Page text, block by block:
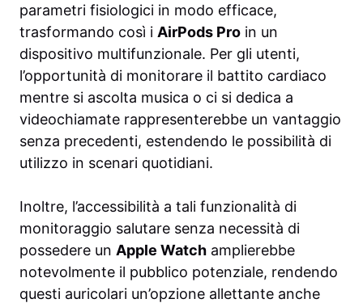
parametri fisiologici in modo efficace,
trasformando così i AirPods Pro in un
dispositivo multifunzionale. Per gli utenti,
l’opportunità di monitorare il battito cardiaco
mentre si ascolta musica o ci si dedica a
videochiamate rappresenterebbe un vantaggio
senza precedenti, estendendo le possibilità di
utilizzo in scenari quotidiani.
Inoltre, l’accessibilità a tali funzionalità di
monitoraggio salutare senza necessità di
possedere un Apple Watch amplierebbe
notevolmente il pubblico potenziale, rendendo
questi auricolari un’opzione allettante anche